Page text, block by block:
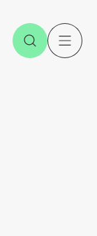
Suche